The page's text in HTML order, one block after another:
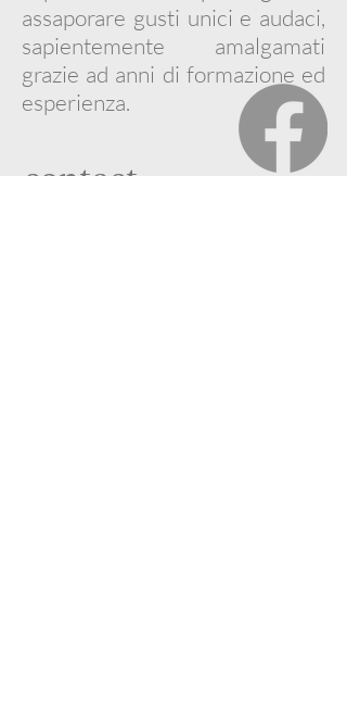
assaporare gusti unici e audaci,
sapientemente amalgamati
grazie ad anni di formazione ed
esperienza.
contact